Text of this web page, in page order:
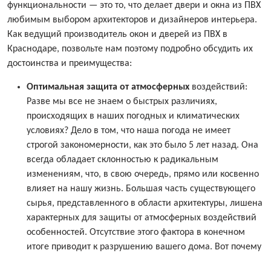
функциональности — это то, что делает двери и окна из ПВХ
любимым выбором архитекторов и дизайнеров интерьера.
Как ведущий производитель окон и дверей из ПВХ в
Краснодаре, позвольте нам поэтому подробно обсудить их
достоинства и преимущества:
Оптимальная защита от атмосферных воздействий:
Разве мы все не знаем о быстрых различиях,
происходящих в наших погодных и климатических
условиях? Дело в том, что наша погода не имеет
строгой закономерности, как это было 5 лет назад. Она
всегда обладает склонностью к радикальным
изменениям, что, в свою очередь, прямо или косвенно
влияет на нашу жизнь. Большая часть существующего
сырья, представленного в области архитектуры, лишена
характерных для защиты от атмосферных воздействий
особенностей. Отсутствие этого фактора в конечном
итоге приводит к разрушению вашего дома. Вот почему